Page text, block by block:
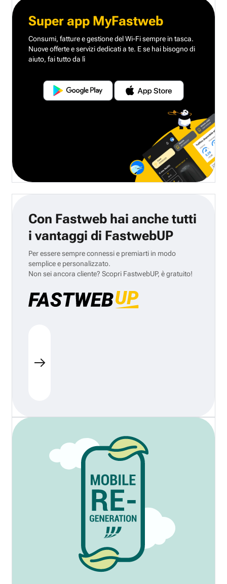
Super app MyFastweb
Consumi, fatture e gestione del Wi-Fi sempre in tasca.
Nuove offerte e servizi dedicati a te. E se hai bisogno di
aiuto, fai tutto da lì
Con Fastweb hai anche tutti
i vantaggi di FastwebUP
Per essere sempre connessi e premiarti in modo
semplice e personalizzato.
Non sei ancora cliente? Scopri FastwebUP, è gratuito!